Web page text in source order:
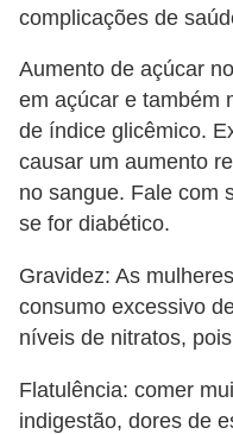
complicações de
Aumento de açúcar
em açúcar e também
de índice glicêmico.
causar um aumento
no sangue. Fale com
se for diabético.
Gravidez: As
consumo excessivo
níveis de nitratos,
Flatulência: comer
indigestão, dores de